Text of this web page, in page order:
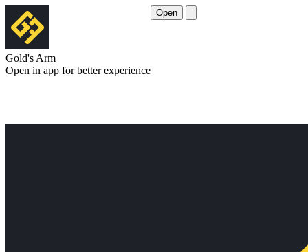
Gold's Arm
Open in app for better experience
Open